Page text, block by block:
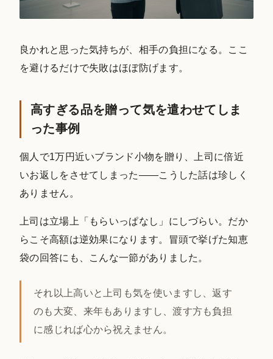
良かれと思った気持ちが、相手の負担になる。ここ
を避けるだけで失敗はほぼ防げます。
高すぎる品を贈って気を遣わせてしま
った事例
個人で1万円近いブランド小物を贈り、上司に倍近
いお返しをさせてしまった——こうした話は珍しく
ありません。
上司は立場上「もらいっぱなし」にしづらい。だか
らこそ高額は逆効果になります。冒頭で挙げた知恵
袋の回答にも、こんな一節がありました。
それ以上高いと上司も気を使いますし、返す
のも大変、来年もありますし、渡す方も負担
に感じれば心から祝えません。